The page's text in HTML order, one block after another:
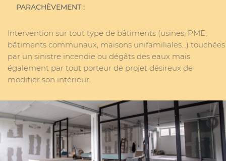
PARACHÈVEMENT :
Intervention sur tout type de bâtiments (usines, PME,
bâtiments communaux, maisons unifamiliales…) touchées
par un sinistre incendie ou dégâts des eaux mais
également par tout porteur de projet désireux de
modifier son intérieur.